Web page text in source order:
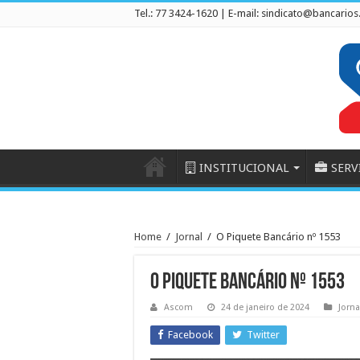
Tel.: 77 3424-1620 | E-mail:
INSTITUCIONAL
Home / Jornal / O Piquete Bancário nº 1553
O Piquete Bancário nº 1553
Ascom 24 de janeiro de 2024
Facebook Twitter